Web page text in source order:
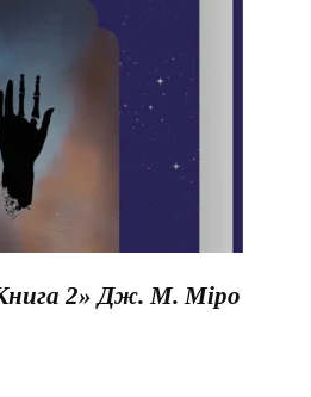
2» Дж. М. Міро